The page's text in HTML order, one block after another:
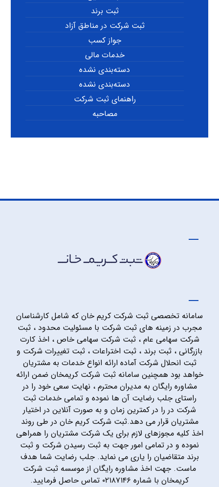
ثبت برند
ثبت شرکت در مناطق آزاد
جواز کسب
خدمات مالی
دسته‌بندی نشده
دسته‌بندی نشده
راهنمای ثبت شرکت
مصاحبه
سامانه تخصصی ثبت شرکت کریم خان که شامل کارشناسان
مجرب در زمینه های ثبت شرکت با مسئولیت محدود ، ثبت
شرکت سهامی عام ، ثبت شرکت سهامی خاص ، اخذ کارت
بازرگانی ، ثبت برند ، ثبت اختراعات ، ثبت تغییرات شرکت و
ثبت انحلال شرکت آماده ارائه انواع خدمات به مشتریان
خواهد بود همچنین سامانه ثبت شرکت کریمخان ضمن ارائه
مشاوره رایگان به مدیران محترم ، نهایت سعی خود را در
راستای جلب رضایت آن ها نموده و تمامی خدمات ثبت
شرکت در را در کمترین زمان و به صورت آنلاین در اختیار
مشتریان قرار می دهد.ثبت شرکت کریم خان در طی روند
اخذ کلیه مجوزهای لازم برای یک شرکت مشتریان را همراهی
نموده و در تمامی امور جهت به ثبت رسیدن شرکت و ثبت
برند متقاضیان را یاری می نماید. جلب رضایت شما هدف
ماست. جهت اخذ مشاوره رایگان از موسسه ثبت شرکت
کریمخان با شماره ۰۲۱۸۷۱۴۶ تماس حاصل فرمایید.